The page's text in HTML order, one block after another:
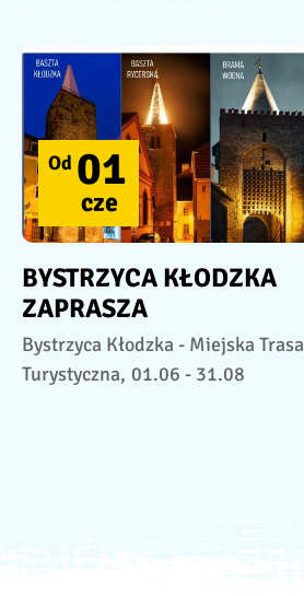
Od 01
cze
BYSTRZYCA KŁODZKA
ZAPRASZA
Bystrzyca Kłodzka - Miejska Trasa
Turystyczna, 01.06 - 31.08